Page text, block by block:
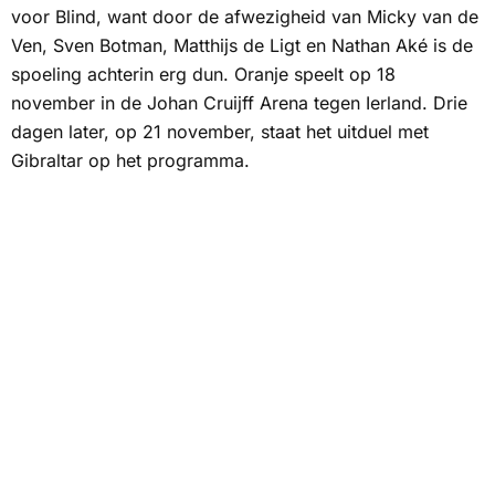
voor Blind, want door de afwezigheid van Micky van de
Ven, Sven Botman, Matthijs de Ligt en Nathan Aké is de
spoeling achterin erg dun. Oranje speelt op 18
november in de Johan Cruijff Arena tegen Ierland. Drie
dagen later, op 21 november, staat het uitduel met
Gibraltar op het programma.